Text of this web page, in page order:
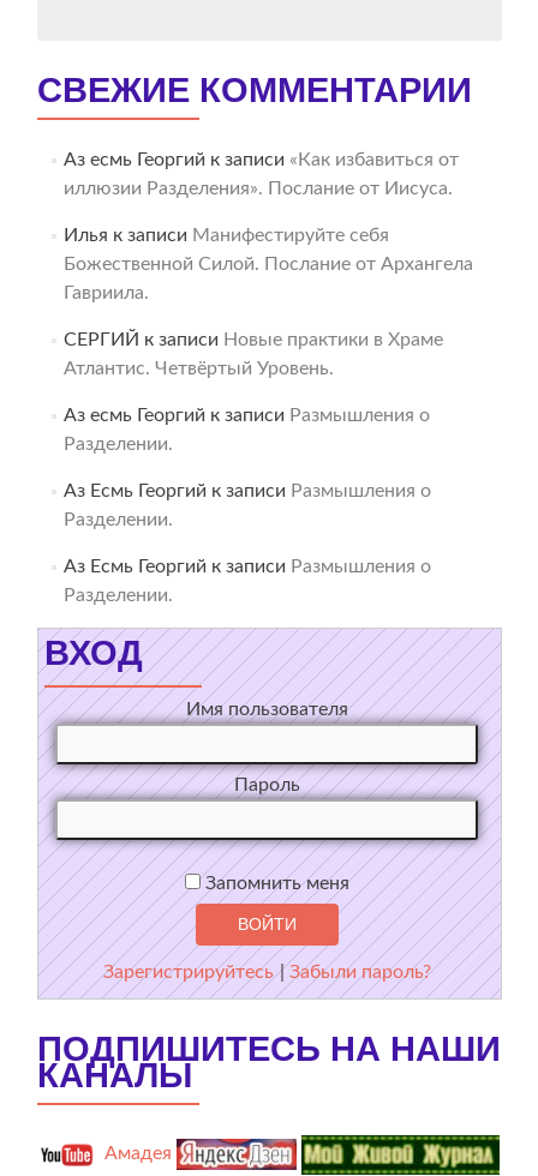
СВЕЖИЕ КОММЕНТАРИИ
Аз есмь Георгий к записи «Как избавиться от
иллюзии Разделения». Послание от Иисуса.
Илья к записи Манифестируйте себя
Божественной Силой. Послание от Архангела
Гавриила.
СЕРГИЙ к записи Новые практики в Храме
Атлантис. Четвёртый Уровень.
Аз есмь Георгий к записи Размышления о
Разделении.
Аз Есмь Георгий к записи Размышления о
Разделении.
Аз Есмь Георгий к записи Размышления о
Разделении.
ВХОД
Имя пользователя
Пароль
Запомнить меня
Зарегистрируйтесь |Забыли пароль?
ПОДПИШИТЕСЬ НА НАШИ
КАНАЛЫ
Амадея